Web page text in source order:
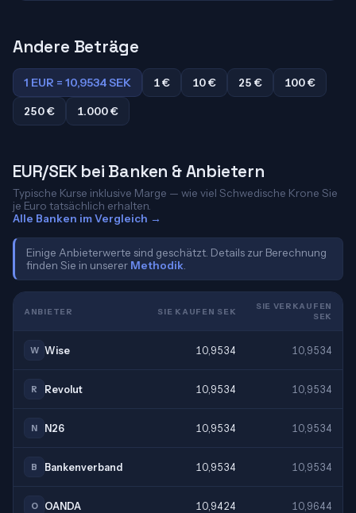
Andere Beträge
1 EUR = 10,9534 SEK 1 € 10 € 25 €
100 €
250 €
1.000 €
EUR/SEK bei Banken & Anbietern
Typische Kurse inklusive Marge — wie viel Schwedische Krone Sie
je Euro tatsächlich erhalten.
Alle Banken im Vergleich →
Einige Anbieterwerte sind geschätzt. Details zur Berechnung
finden Sie in unserer Methodik
ANBIETER SIE KAUFEN SEK
SIE VERKAUFEN
SEK
W Wise 10,9534 10,9534
R Revolut 10,9534 10,9534
N N26 10,9534 10,9534
B Bankenverband 10,9534 10,9534
O OANDA 10,9424 10,9644